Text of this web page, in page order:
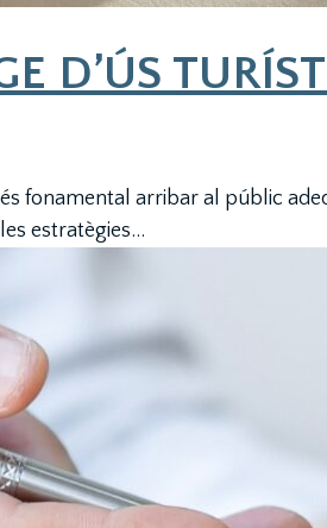
D’ÚS
fonamental arribar al públic
estratègies...